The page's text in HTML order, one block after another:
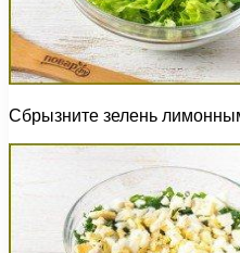
Сбрызните зелень